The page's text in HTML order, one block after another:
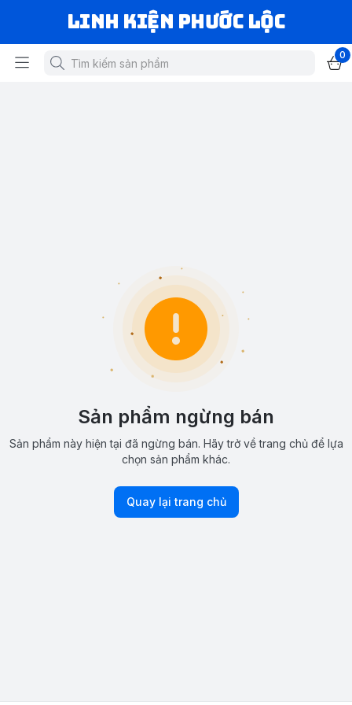
LINH KIỆN PHƯỚC LỘC
0
Sản phẩm ngừng bán
Sản phẩm này hiện tại đã ngừng bán. Hãy trở về trang chủ để lựa
chọn sản phẩm khác.
Quay lại trang chủ